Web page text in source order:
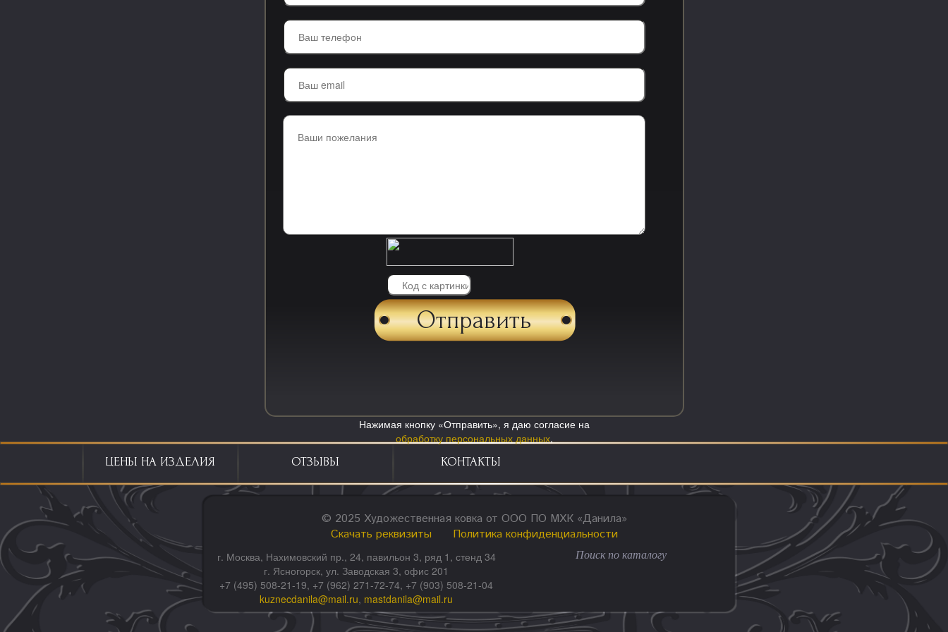
Нажимая кнопку «Отправить», я даю согласие на
обработку персональных данных.
ЦЕНЫ НА ИЗДЕЛИЯ ОТЗЫВЫ КОНТАКТЫ
© 2025 Художественная ковка от ООО ПО МХК «Данила»
Скачать реквизиты
Политика конфиденциальности
г. Москва, Нахимовский пр., 24, павильон 3, ряд 1, стенд 34
г. Ясногорск, ул. Заводская 3, офис 201
+7 (495) 508-21-19, +7 (962) 271-72-74, +7 (903) 508-21-04
kuznecdanila@mail.ru, mastdanila@mail.ru